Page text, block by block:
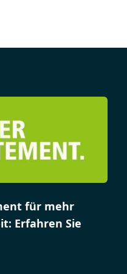
für mehr
Erfahren Sie